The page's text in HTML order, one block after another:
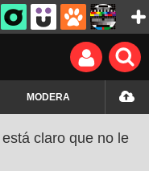
MODERA
claro que no le